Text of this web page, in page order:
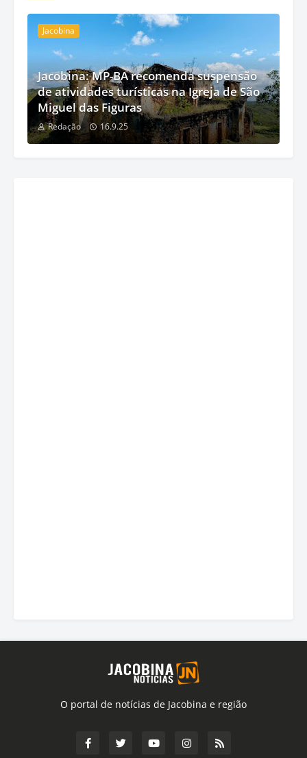
Jacobina
Jacobina: MP-BA recomenda suspensão
de atividades turísticas na Igreja de São
Miguel das Figuras
Redação 16.9.25
O portal de notícias de Jacobina e região